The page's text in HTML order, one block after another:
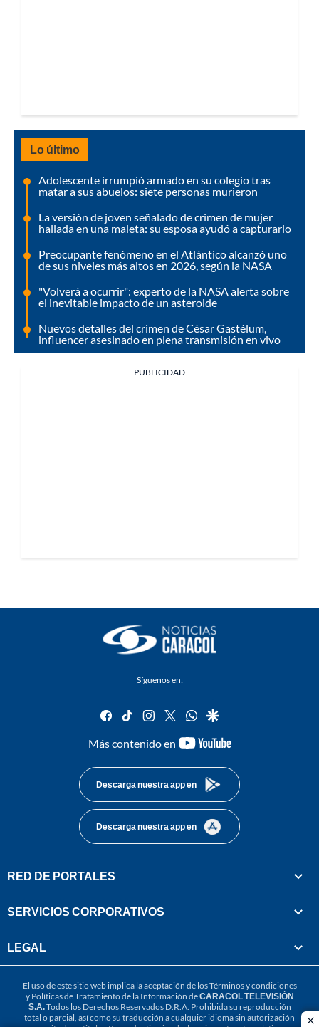
Lo último
Adolescente irrumpió armado en su colegio tras
matar a sus abuelos: siete personas murieron
La versión de joven señalado de crimen de mujer
hallada en una maleta: su esposa ayudó a capturarlo
Preocupante fenómeno en el Atlántico alcanzó uno
de sus niveles más altos en 2026, según la NASA
"Volverá a ocurrir": experto de la NASA alerta sobre
el inevitable impacto de un asteroide
Nuevos detalles del crimen de César Gastélum,
influencer asesinado en plena transmisión en vivo
PUBLICIDAD
Síguenos en:
facebook
tiktok instagram
twitterwhatsapp
google
Más contenido en
youtube-
Descarga nuestra app en
Descarga nuestra app en
RED DE PORTALES
SERVICIOS CORPORATIVOS
LEGAL
El uso de este sitio web implica la aceptación de losTérminos y condiciones
y Políticas de Tratamiento de la Información deCARACOL TELEVISIÓN
S.A.Todos los Derechos Reservados D.R.A. Prohibida su reproducción
total o parcial, así como su traducción a cualquier idioma sin autorización